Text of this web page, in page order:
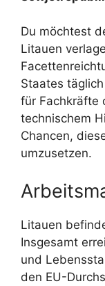
Du möchtest
Litauen
Staates
für Fachkräfte
technischem
Chancen,
umzusetzen.
Litauen
Insgesamt
und
den EU-